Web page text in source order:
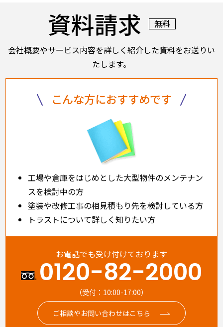
料も水性、溶剤など各種取り揃えております。
資料請求 無料
会社概要やサービス内容を詳しく紹介した資料をお送りい
たします。
こんな方におすすめです
工場や倉庫をはじめとした大型物件のメンテナン
スを検討中の方
塗装や改修工事の相見積もり先を検討している方
トラストについて詳しく知りたい方
お電話でも受け付けております
0120-82-2000
（受付：10:00-17:00）
ご相談やお問い合わせはこちら